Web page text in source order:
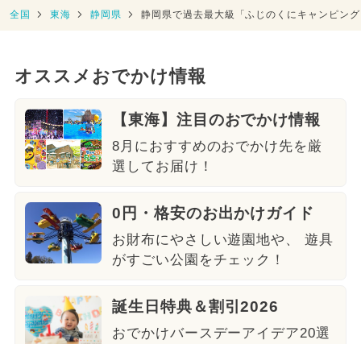
全国 東海 静岡県 静岡県で過去最大級「ふじのくにキャンピン
オススメおでかけ情報
【東海】注目のおでかけ情報
8月におすすめのおでかけ先を厳
選してお届け！
0円・格安のお出かけガイド
お財布にやさしい遊園地や、 遊具
がすごい公園をチェック！
誕生日特典＆割引2026
おでかけバースデーアイデア20選